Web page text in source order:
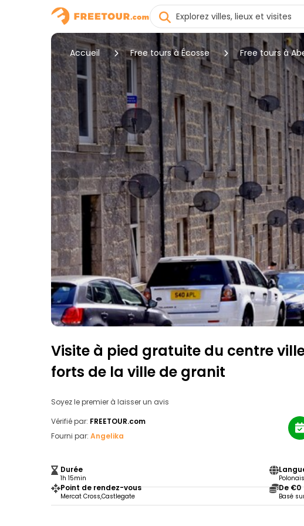
Accueil Free tours à Écosse Free tours à
Visite à pied gratuite du centre
forts de la ville de granit
Soyez le premier à laisser un avis
Vérifié par: FREETOUR.com
Fourni par: Angelika
Durée
1h 15min Polonais
Point de rendez-vous
Mercat Cross,Castlegate
De €0
Basé